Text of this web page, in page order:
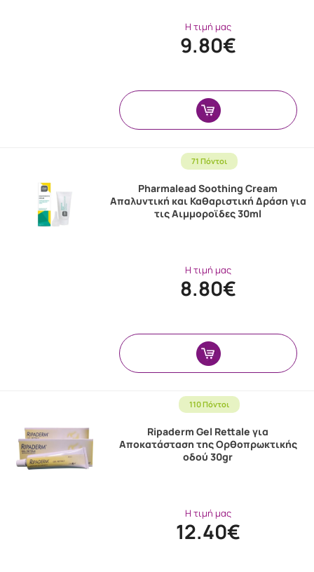
Η τιμή μας
9.80€
71 Πόντοι
Pharmalead Soothing Cream
Απαλυντική και Καθαριστική Δράση για
τις Αιμμοροϊδες 30ml
Η τιμή μας
8.80€
110 Πόντοι
Ripaderm Gel Rettale για
Αποκατάσταση της Ορθοπρωκτικής
οδού 30gr
Η τιμή μας
12.40€